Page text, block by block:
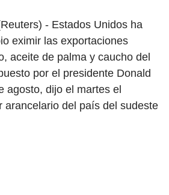
- Estados Unidos ha
eximir las exportaciones
aceite de palma y caucho del
por el presidente Donald
agosto, dijo el martes el
arancelario del país del sudeste